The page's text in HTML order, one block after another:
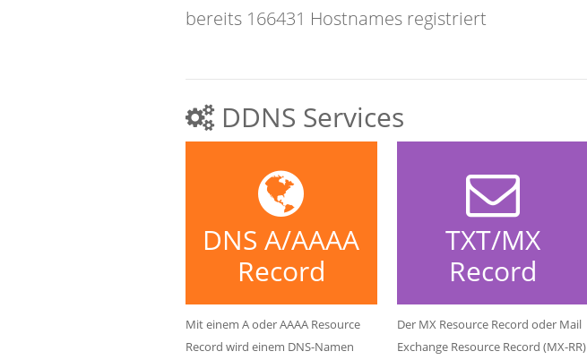
bereits 166431 Hostnames registriert
DDNS Services
DNS A/AAAA
Record
Mit einem A oder AAAA Resource
Record wird einem DNS-Namen
TXT/MX
Record
Der MX Resource Record oder Mail
Exchange Resource Record (MX-RR)